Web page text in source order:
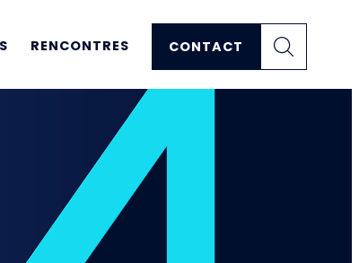
RENCONTRES CONTACT